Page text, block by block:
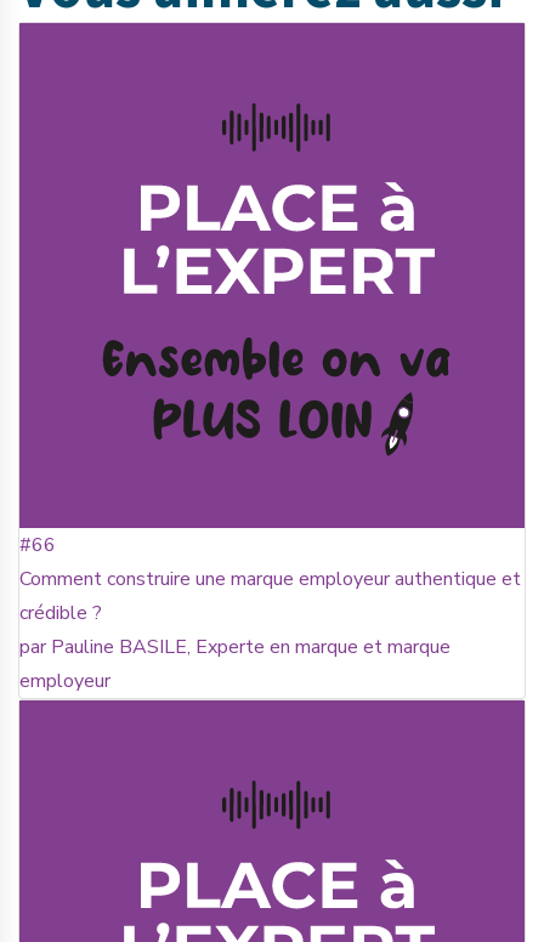
#66
Comment construire une marque employeur authentique et
crédible ?
par Pauline BASILE, Experte en marque et marque
employeur